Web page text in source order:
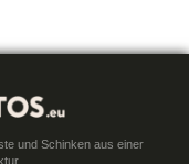
und Schinken aus einer